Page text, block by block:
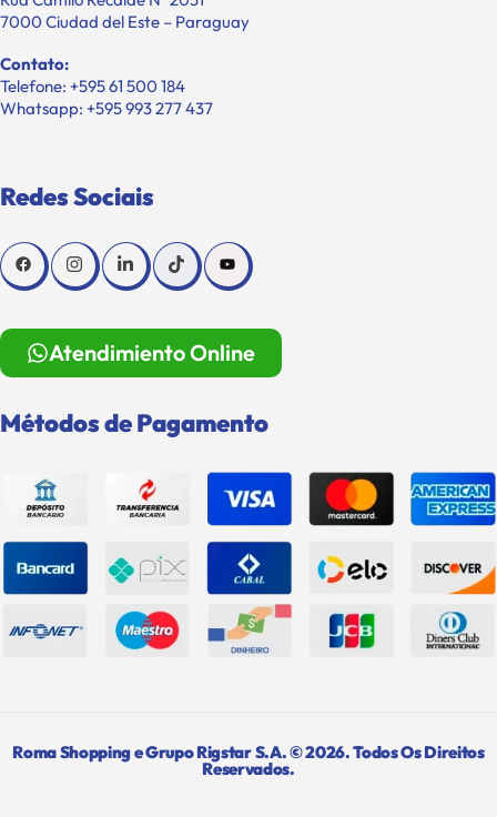
7000 Ciudad del Este – Paraguay
Contato:
Telefone: +595 61 500 184
Whatsapp: +595 993 277 437
Redes Sociais
Atendimiento Online
Métodos de Pagamento
Roma Shopping e Grupo Rigstar S.A. © 2026. Todos Os Direitos
Reservados.